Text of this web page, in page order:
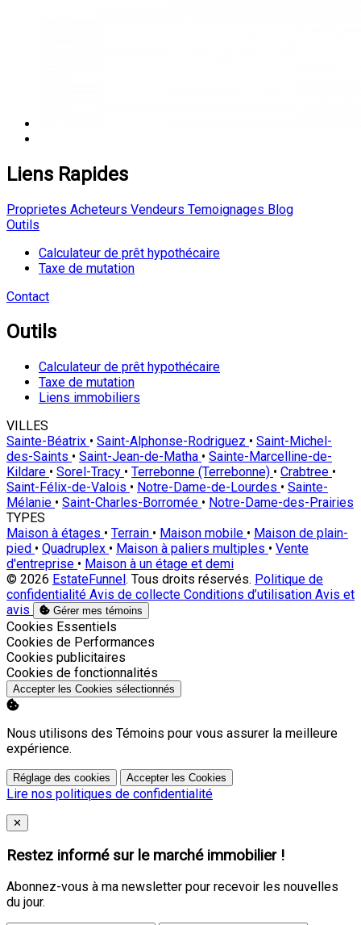
Liens Rapides
Proprietes Acheteurs Vendeurs Temoignages Blog
Outils
Calculateur de prêt hypothécaire
Taxe de mutation
Contact
Outils
Calculateur de prêt hypothécaire
Taxe de mutation
Liens immobiliers
VILLES
Sainte-Béatrix • Saint-Alphonse-Rodriguez • Saint-Michel-
des-Saints • Saint-Jean-de-Matha • Sainte-Marcelline-de-
Kildare • Sorel-Tracy • Terrebonne (Terrebonne) • Crabtree •
Saint-Félix-de-Valois • Notre-Dame-de-Lourdes • Sainte-
Mélanie • Saint-Charles-Borromée • Notre-Dame-des-Prairies
TYPES
Maison à étages • Terrain • Maison mobile • Maison de plain-
pied • Quadruplex • Maison à paliers multiples • Vente
d'entreprise • Maison à un étage et demi
© 2026 EstateFunnel. Tous droits réservés. Politique de
confidentialité Avis de collecte Conditions d’utilisation Avis et
avis
Gérer mes témoins
Activer
Cookies Essentiels
Activer
Cookies de Performances
Activer
Cookies publicitaires
Activer
Cookies de fonctionnalités
Accepter les Cookies sélectionnés
Nous utilisons des Témoins pour vous assurer la meilleure
expérience.
Réglage des cookies Accepter les Cookies
Lire nos politiques de confidentialité
Close
✕
Restez informé sur le marché immobilier !
Abonnez-vous à ma newsletter pour recevoir les nouvelles
du jour.